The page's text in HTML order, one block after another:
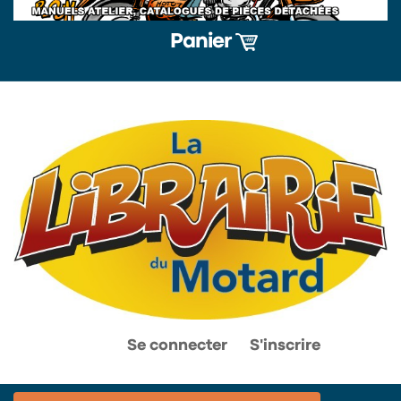
Panier
Se connecter S'inscrire